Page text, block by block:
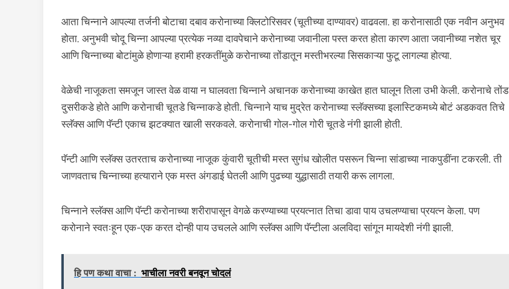
आता चिन्नाने आपल्या तर्जनी बोटाचा दबाव करोनाच्या क्लिटोरिसवर (चूतीच्या दाण्यावर) वाढवला. हा करोनासाठी एक नवीन अनुभव
होता. अनुभवी चोदू चिन्ना आपल्या प्रत्येक नव्या दावपेचाने करोनाच्या जवानीला पस्त करत होता कारण आता जवानीच्या नशेत चूर
आणि चिन्नाच्या बोटांमुळे होणाऱ्या हरामी हरकतींमुळे करोनाच्या तोंडातून मस्तीभरल्या सिसकाऱ्या फुटू लागल्या होत्या.
वेळेची नाजूकता समजून जास्त वेळ वाया न घालवता चिन्नाने अचानक करोनाच्या काखेत हात घालून तिला उभी केली. करोनाचे तोंड
दुसरीकडे होते आणि करोनाची चूतडे चिन्नाकडे होती. चिन्नाने याच मुद्रेत करोनाच्या स्लॅक्सच्या इलास्टिकमध्ये बोटं अडकवत तिचे
स्लॅक्स आणि पॅन्टी एकाच झटक्यात खाली सरकवले. करोनाची गोल-गोल गोरी चूतडे नंगी झाली होती.
पॅन्टी आणि स्लॅक्स उतरताच करोनाच्या नाजूक कुंवारी चूतीची मस्त सुगंध खोलीत पसरून चिन्ना सांडाच्या नाकपुडींना टकरली. ती
जाणवताच चिन्नाच्या हत्याराने एक मस्त अंगडाई घेतली आणि पुढच्या युद्धासाठी तयारी करू लागला.
चिन्नाने स्लॅक्स आणि पॅन्टी करोनाच्या शरीरापासून वेगळे करण्याच्या प्रयत्नात तिचा डावा पाय उचलण्याचा प्रयत्न केला. पण
करोनाने स्वतःहून एक-एक करत दोन्ही पाय उचलले आणि स्लॅक्स आणि पॅन्टीला अलविदा सांगून मायदेशी नंगी झाली.
हि पण कथा वाचा : भाचीला नवरी बनवून चोदलं